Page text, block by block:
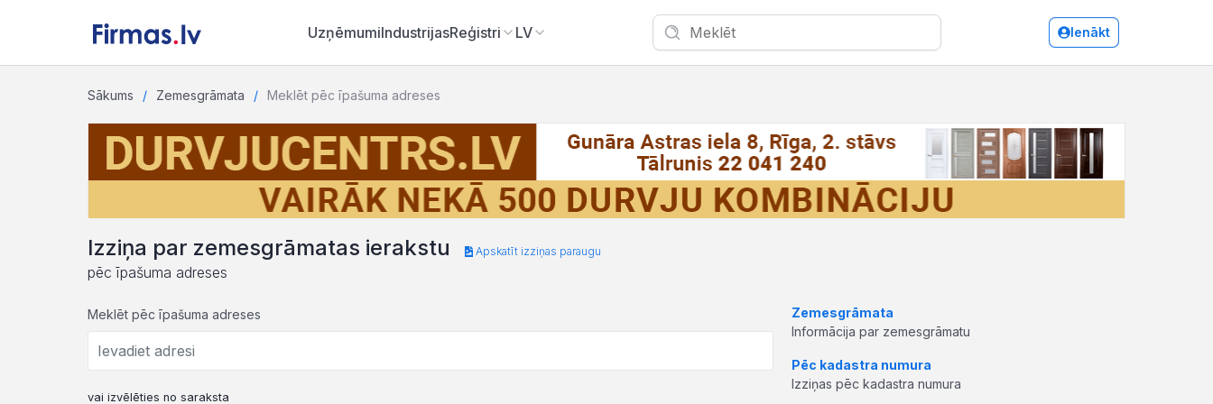
UzņēmumiIndustrijasReģistri LV Ienākt
Sākums Zemesgrāmata Meklēt pēc īpašuma adreses
Izziņa par zemesgrāmatas ierakstu
pēc īpašuma adreses
Apskatīt izziņas paraugu
Meklēt pēc īpašuma adreses
vai izvēlēties no saraksta
Zemesgrāmata
Informācija par zemesgrāmatu
Pēc kadastra numura
Izziņas pēc kadastra numura